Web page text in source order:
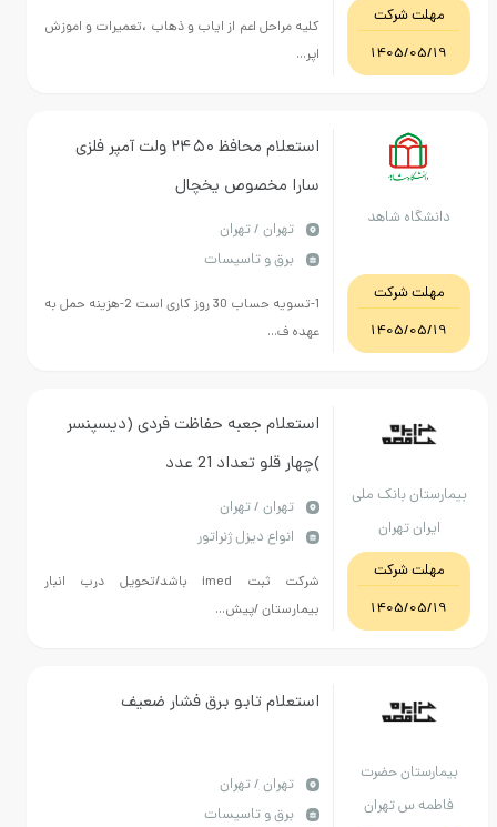
شرکت
1405/
راه لشکر .
کلیه مراحل اعم از ایاب و ذهاب ،تعمیرات و اموزش
اپر...
شاهد
شرکت
1405/
استعلام محافظ ۲۴۵۰ ولت آمپر فلزی
سارا مخصوص یخچال
تهران / تهران
برق و تاسیسات
1-تسویه حساب 30 روز کاری است 2-هزینه حمل به
عهده ف...
بانک ملی
شرکت
1405/
استعلام جعبه حفاظت فردی (دیسپنسر
)چهار قلو تعداد 21 عدد
تهران / تهران
انواع دیزل ژنراتور
شرکت ثبت imed باشد/تحویل درب انبار
بیمارستان /پیش...
حضرت
س تهران
استعلام تابو برق فشار ضعیف
تهران / تهران
برق و تاسیسات